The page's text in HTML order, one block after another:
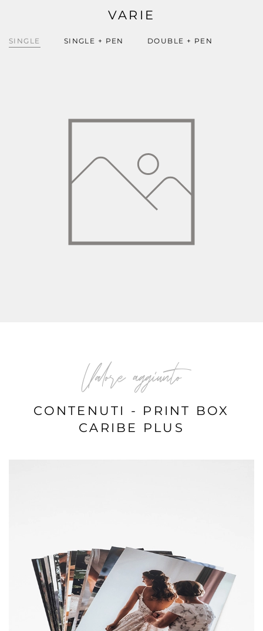
VARIE
SINGLE SINGLE + PEN DOUBLE + PEN
Valore aggiunto
CONTENUTI - PRINT BOX
CARIBE PLUS